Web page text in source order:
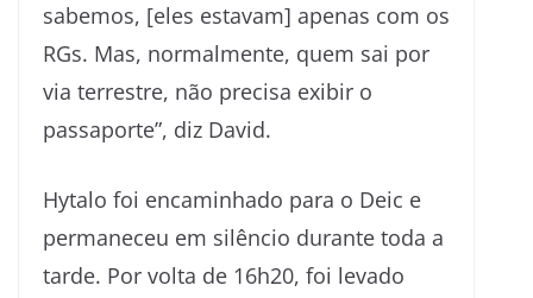
sabemos, [eles estavam] apenas com os
RGs. Mas, normalmente, quem sai por
via terrestre, não precisa exibir o
passaporte”, diz David.
Hytalo foi encaminhado para o Deic e
permaneceu em silêncio durante toda a
tarde. Por volta de 16h20, foi levado